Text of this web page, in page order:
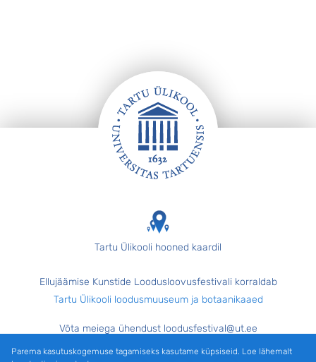
Tartu Ülikooli hooned kaardil
Ellujäämise Kunstide Loodusloovusfestivali korraldab
Tartu Ülikooli loodusmuuseum ja botaanikaaed
Võta meiega ühendust loodusfestival@ut.ee
Parema kasutuskogemuse tagamiseks kasutame küpsiseid. Loe lähemalt